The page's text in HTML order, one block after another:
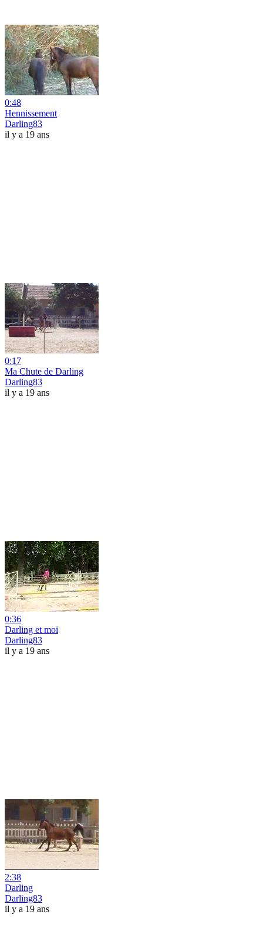
0:48
Hennissement
Darling83
il y a 19 ans
0:17
Ma Chute de Darling
Darling83
il y a 19 ans
0:36
Darling et moi
Darling83
il y a 19 ans
2:38
Darling
Darling83
il y a 19 ans